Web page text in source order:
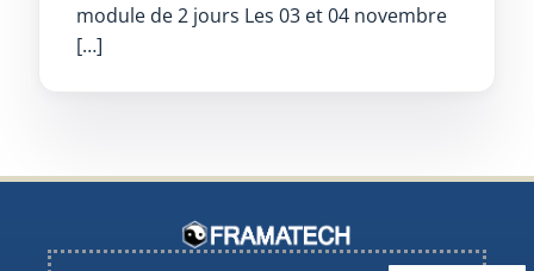
module de 2 jours Les 03 et 04 novembre
[…]